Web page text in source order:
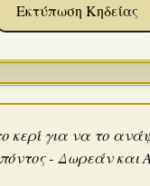
Εκτύπωση Κηδείας
κερί για να το
- Δωρεάν και